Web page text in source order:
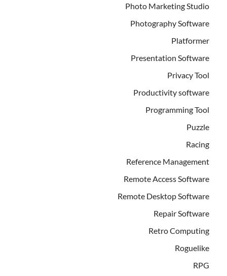
Photo Marketing Studio
Photography Software
Platformer
Presentation Software
Privacy Tool
Productivity software
Programming Tool
Puzzle
Racing
Reference Management
Remote Access Software
Remote Desktop Software
Repair Software
Retro Computing
Roguelike
RPG